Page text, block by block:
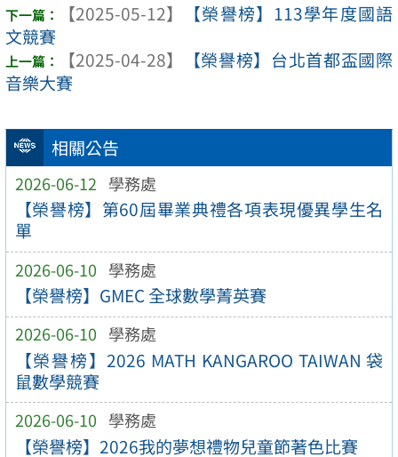
相關公告
2026-06-12 學務處
【榮譽榜】第60屆畢業典禮各項表現優異學生名
單
2026-06-10 學務處
【榮譽榜】GMEC 全球數學菁英賽
2026-06-10 學務處
【榮譽榜】2026 MATH KANGAROO TAIWAN 袋
鼠數學競賽
2026-06-10 學務處
【榮譽榜】2026我的夢想禮物兒童節著色比賽
【2025-05-12】
【榮譽榜】113學年度國語
文競賽
【2025-04-28】
【榮譽榜】台北首都盃國際
音樂大賽